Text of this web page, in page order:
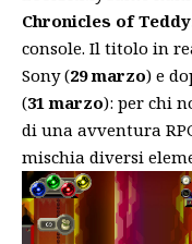
Chronicles of
console. Il titolo in
Sony (29 marzo) e
(31 marzo): per chi
di una avventura
mischia diversi